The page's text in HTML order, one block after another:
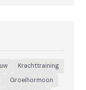
Krachttraining
Groeihormoon